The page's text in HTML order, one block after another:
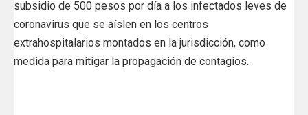
subsidio de 500 pesos por día a los infectados leves de
coronavirus que se aíslen en los centros
extrahospitalarios montados en la jurisdicción, como
medida para mitigar la propagación de contagios.